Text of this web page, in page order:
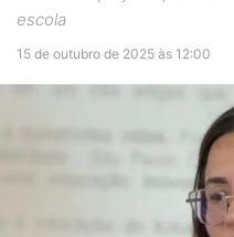
escola
15 de outubro de 2025 às 12:00